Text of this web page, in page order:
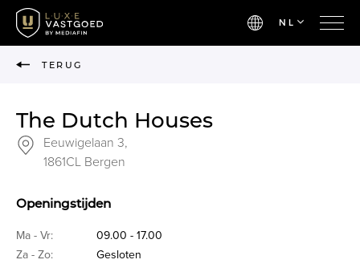
NL
TERUG
The Dutch Houses
Eeuwigelaan 3,
1861CL Bergen
Openingstijden
Ma - Vr:
09.00 - 17.00
Za - Zo:
Gesloten